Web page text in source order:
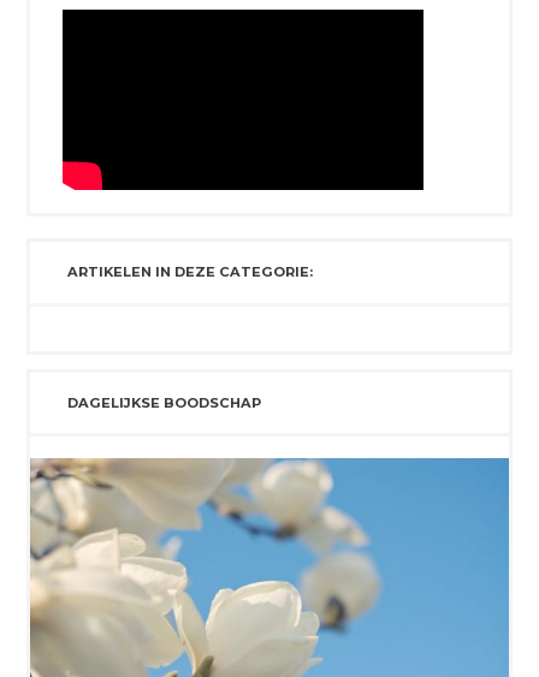
ARTIKELEN IN DEZE CATEGORIE:
DAGELIJKSE BOODSCHAP